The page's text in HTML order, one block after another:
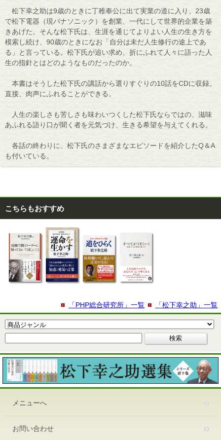
松下幸之助は9歳のときに丁稚奉公に出て実業の道に入り、23歳
で松下電器（現パナソニック）を創業、一代にして世界的企業を築
きあげた。そんな松下氏は、生涯を通じてよりよい人生の生き方を
模索し続け、90歳のときになお「自分は未だ人生修行の途上であ
る」と言っている。松下氏が追い求め、折にふれて人々に語った人
生の指針とはどのようなものだったのか。
本書はそうした松下氏の講話から選りすぐりの10話をCDに収録。
直接、肉声にふれることができる。
人生の楽しさも苦しさも味わいつくした松下氏ならではの、滋味
あふれる語り口が聞く者を元気づけ、生きる希望を与えてくれる。
各話の終わりに、松下氏のさまざまなエピソードを紹介したQ＆A
も付いている。
こちらもおすすめ
「松下幸之助」一覧
「PHP総合研究所」一覧
メニューへ
お問い合わせ